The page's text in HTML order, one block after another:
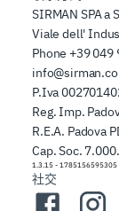
SIRMAN SPA a
Viale dell'
Phone +39 049
P.Iva
Reg. Imp.
R.E.A. Padova
Cap. Soc.
1.3.15 - 1785156595305
社交
Facebook